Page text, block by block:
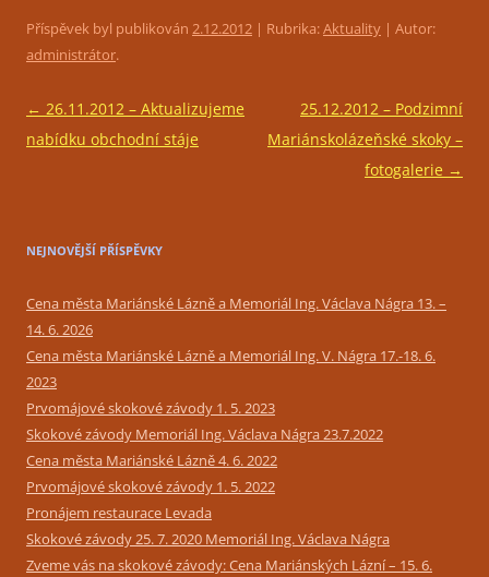
Příspěvek byl publikován 2.12.2012 | Rubrika:Aktuality | Autor:
administrátor.
Navigace
pro
← 26.11.2012 – Aktualizujeme
nabídku obchodní stáje
25.12.2012 – Podzimní
Mariánskolázeňské skoky –
fotogalerie →
NEJNOVĚJŠÍ PŘÍSPĚVKY
Cena města Mariánské Lázně a Memoriál Ing. Václava Nágra 13. –
14. 6. 2026
Cena města Mariánské Lázně a Memoriál Ing. V. Nágra 17.-18. 6.
2023
Prvomájové skokové závody 1. 5. 2023
Skokové závody Memoriál Ing. Václava Nágra 23.7.2022
Cena města Mariánské Lázně 4. 6. 2022
Prvomájové skokové závody 1. 5. 2022
Pronájem restaurace Levada
Skokové závody 25. 7. 2020 Memoriál Ing. Václava Nágra
Zveme vás na skokové závody: Cena Mariánských Lázní – 15. 6.